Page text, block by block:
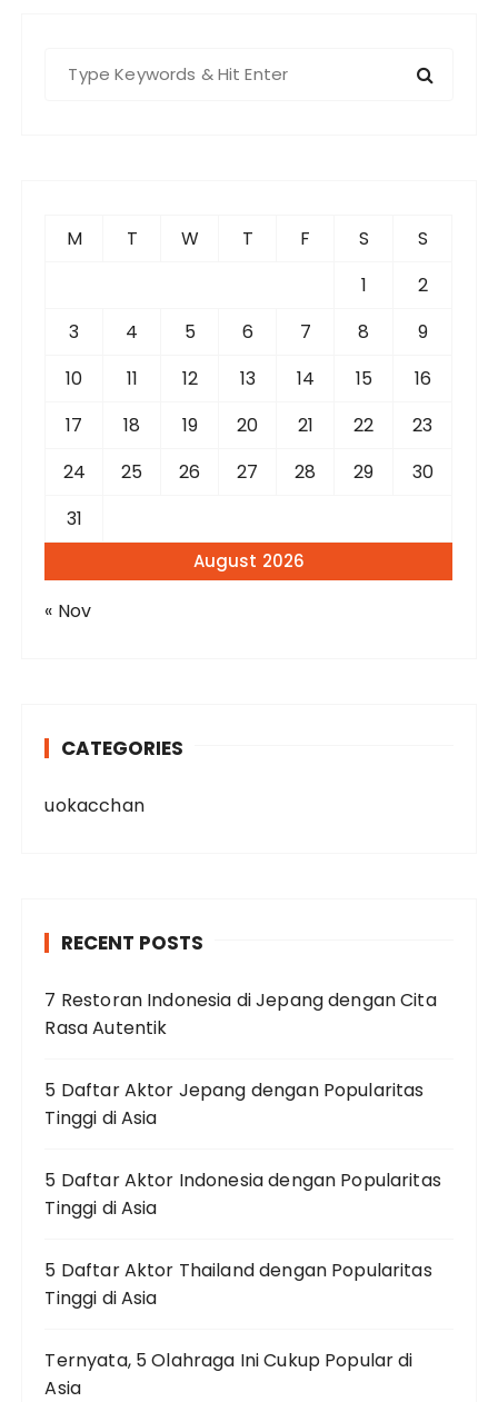
August 2026
M T W T F S
S
1
2
3
4 5 6 7 8
9
10
11 12 13 14 15
16
17
18 19 20 21 22
23
24
25 26 27 28 29
30
31
« Nov
CATEGORIES
uokacchan
RECENT POSTS
7 Restoran Indonesia di Jepang dengan Cita
Rasa Autentik
5 Daftar Aktor Jepang dengan Popularitas
Tinggi di Asia
5 Daftar Aktor Indonesia dengan Popularitas
Tinggi di Asia
5 Daftar Aktor Thailand dengan Popularitas
Tinggi di Asia
Ternyata, 5 Olahraga Ini Cukup Popular di
Asia